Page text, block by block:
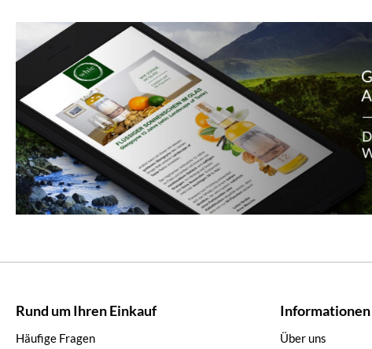
Rund um Ihren Einkauf
Häufige Fragen
Informationen
Über uns